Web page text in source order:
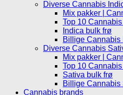
Diverse Cannabis
Mix pakker |
Top 10
Indica bulk frø
Billige Cannabis
Diverse Cannabis
Mix pakker |
Top 10
Sativa bulk frø
Billige Cannabis
Cannabis brands